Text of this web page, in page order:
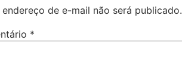
endereço de e-mail não será publicado.
*